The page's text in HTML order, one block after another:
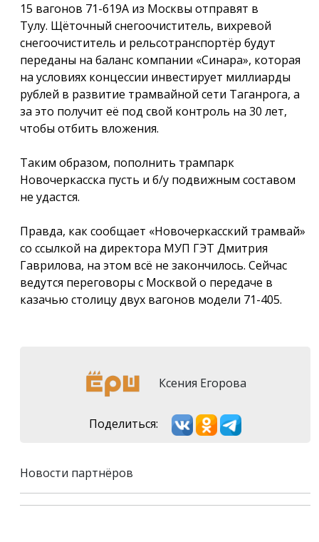
15 вагонов 71-619А из Москвы отправят в
Тулу. Щёточный снегоочиститель, вихревой
снегоочиститель и рельсотранспортёр будут
переданы на баланс компании «Синара», которая
на условиях концессии инвестирует миллиарды
рублей в развитие трамвайной сети Таганрога, а
за это получит её под свой контроль на 30 лет,
чтобы отбить вложения.
Таким образом, пополнить трампарк
Новочеркасска пусть и б/у подвижным составом
не удастся.
Правда, как сообщает «Новочеркасский трамвай»
со ссылкой на директора МУП ГЭТ Дмитрия
Гаврилова, на этом всё не закончилось. Сейчас
ведутся переговоры с Москвой о передаче в
казачью столицу двух вагонов модели 71-405.
Ксения Егорова
Поделиться:
Новости партнёров